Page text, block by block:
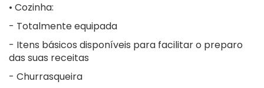
• Cozinha:
- Totalmente equipada
- Itens básicos disponíveis para facilitar o preparo
das suas receitas
- Churrasqueira